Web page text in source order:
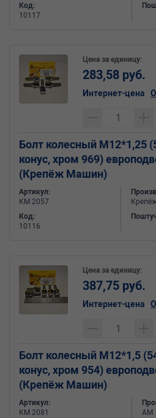
Код:
10117
Болт колесный М12*1,25
конус, хром 969)
(Крепёж Машин)
Артикул:
КМ 2057
Код:
10116
Цена за единицу:
283,58 руб.
Интернет-цена
Болт колесный М12*1,5
конус, хром 954)
(Крепёж Машин)
Артикул:
КМ 2081
АМ
Цена за единицу:
387,75 руб.
Интернет-цена